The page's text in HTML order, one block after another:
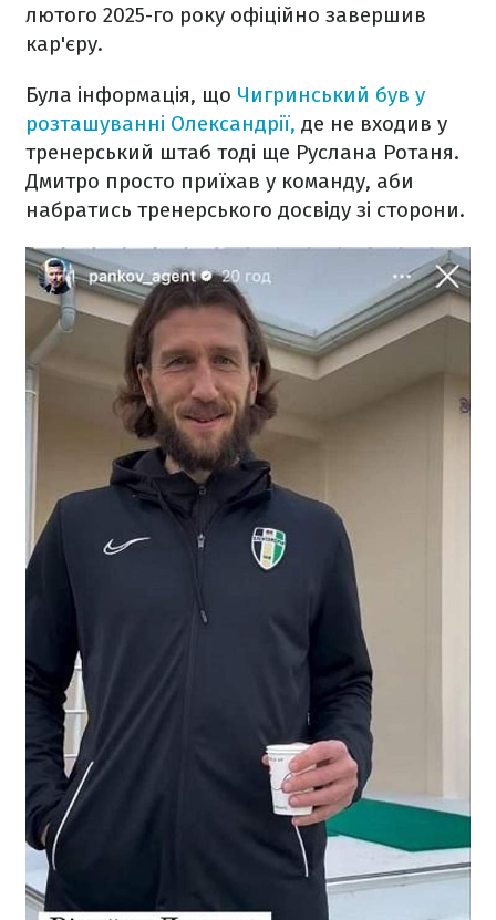
лютого 2025-го року офіційно завершив
кар'єру.
Була інформація, що Чигринський був у
розташуванні Олександрії, де не входив у
тренерський штаб тоді ще Руслана Ротаня.
Дмитро просто приїхав у команду, аби
набратись тренерського досвіду зі сторони.